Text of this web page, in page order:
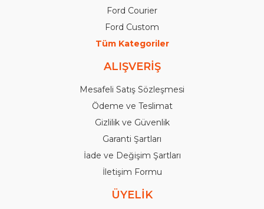
Ford Courier
Ford Custom
Tüm Kategoriler
ALIŞVERİŞ
Mesafeli Satış Sözleşmesi
Ödeme ve Teslimat
Gizlilik ve Güvenlik
Garanti Şartları
İade ve Değişim Şartları
İletişim Formu
ÜYELİK